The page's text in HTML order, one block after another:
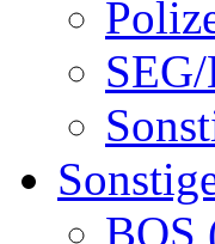
BOS